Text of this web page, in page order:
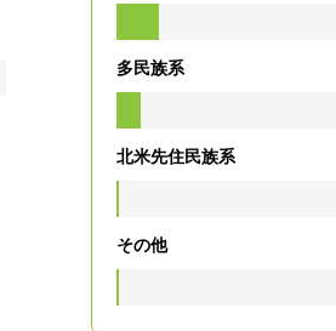
多民族系
北米先住民族系
その他